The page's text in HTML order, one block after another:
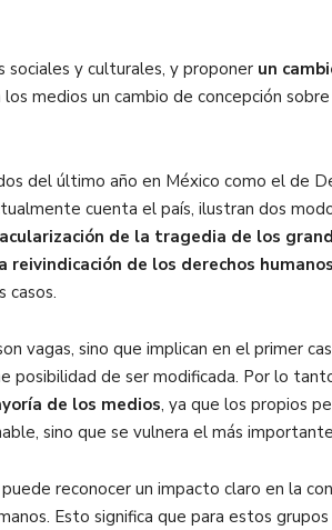
sociales y culturales, y proponer un
medios un cambio de concepción
del último año en México como el de
cuenta el país, ilustran dos
de la tragedia de los
de los derechos humanos
casos.
vagas, sino que implican en el primer
posibilidad de ser modificada. Por lo
de los medios, ya que los propios
sino que se vulnera el más
reconocer un impacto claro en la
Esto significa que para estos grupos